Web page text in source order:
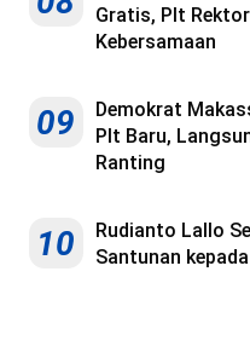
Gratis, Plt
Kebersamaan
09
Demokrat
Plt Baru,
Ranting
10
Rudianto Lallo
Santunan